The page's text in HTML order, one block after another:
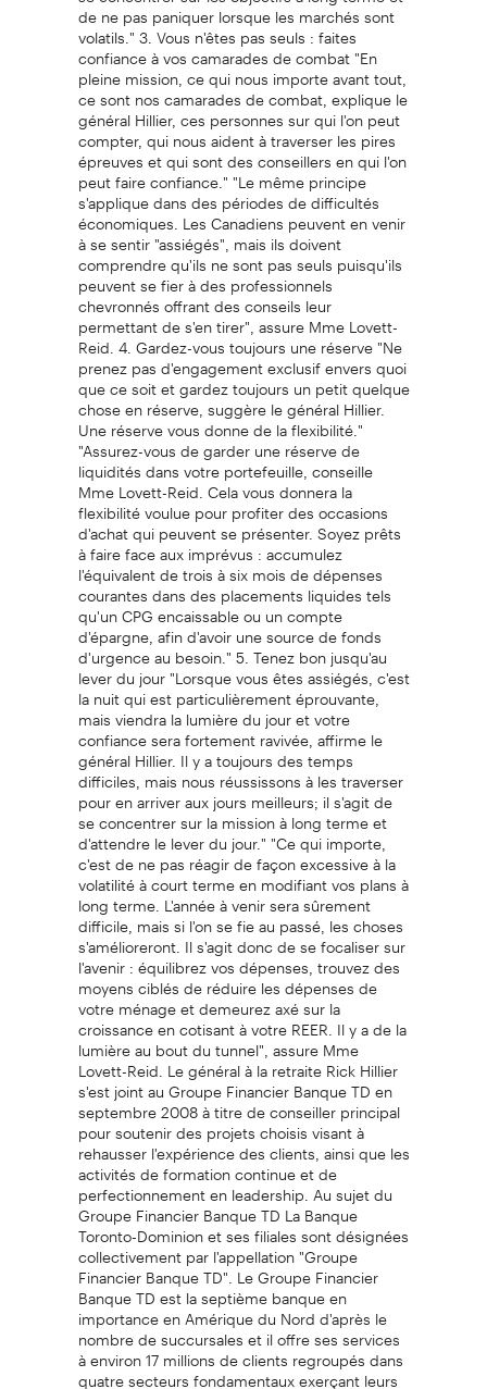
de ne pas paniquer lorsque les marchés sont
volatils." 3. Vous n'êtes pas seuls : faites
confiance à vos camarades de combat "En
pleine mission, ce qui nous importe avant tout,
ce sont nos camarades de combat, explique le
général Hillier, ces personnes sur qui l'on peut
compter, qui nous aident à traverser les pires
épreuves et qui sont des conseillers en qui l'on
peut faire confiance." "Le même principe
s'applique dans des périodes de difficultés
économiques. Les Canadiens peuvent en venir
à se sentir "assiégés", mais ils doivent
comprendre qu'ils ne sont pas seuls puisqu'ils
peuvent se fier à des professionnels
chevronnés offrant des conseils leur
permettant de s'en tirer", assure Mme Lovett-
Reid. 4. Gardez-vous toujours une réserve "Ne
prenez pas d'engagement exclusif envers quoi
que ce soit et gardez toujours un petit quelque
chose en réserve, suggère le général Hillier.
Une réserve vous donne de la flexibilité."
"Assurez-vous de garder une réserve de
liquidités dans votre portefeuille, conseille
Mme Lovett-Reid. Cela vous donnera la
flexibilité voulue pour profiter des occasions
d'achat qui peuvent se présenter. Soyez prêts
à faire face aux imprévus : accumulez
l'équivalent de trois à six mois de dépenses
courantes dans des placements liquides tels
qu'un CPG encaissable ou un compte
d'épargne, afin d'avoir une source de fonds
d'urgence au besoin." 5. Tenez bon jusqu'au
lever du jour "Lorsque vous êtes assiégés, c'est
la nuit qui est particulièrement éprouvante,
mais viendra la lumière du jour et votre
confiance sera fortement ravivée, affirme le
général Hillier. Il y a toujours des temps
difficiles, mais nous réussissons à les traverser
pour en arriver aux jours meilleurs; il s'agit de
se concentrer sur la mission à long terme et
d'attendre le lever du jour." "Ce qui importe,
c'est de ne pas réagir de façon excessive à la
volatilité à court terme en modifiant vos plans à
long terme. L'année à venir sera sûrement
difficile, mais si l'on se fie au passé, les choses
s'amélioreront. Il s'agit donc de se focaliser sur
l'avenir : équilibrez vos dépenses, trouvez des
moyens ciblés de réduire les dépenses de
votre ménage et demeurez axé sur la
croissance en cotisant à votre REER. Il y a de la
lumière au bout du tunnel", assure Mme
Lovett-Reid. Le général à la retraite Rick Hillier
s'est joint au Groupe Financier Banque TD en
septembre 2008 à titre de conseiller principal
pour soutenir des projets choisis visant à
rehausser l'expérience des clients, ainsi que les
activités de formation continue et de
perfectionnement en leadership. Au sujet du
Groupe Financier Banque TD La Banque
Toronto-Dominion et ses filiales sont désignées
collectivement par l'appellation "Groupe
Financier Banque TD". Le Groupe Financier
Banque TD est la septième banque en
importance en Amérique du Nord d'après le
nombre de succursales et il offre ses services
à environ 17 millions de clients regroupés dans
quatre secteurs fondamentaux exerçant leurs